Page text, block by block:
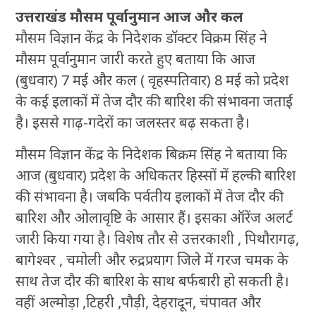
उत्तराखंड मौसम पूर्वानुमान आज और कल
मौसम विज्ञान केंद्र के निदेशक डॉक्टर विक्रम सिंह ने
मौसम पूर्वानुमान जारी करते हुए बताया कि आज
(बुधवार) 7 मई और कल ( वृहस्पतिवार) 8 मई को प्रदेश
के कई इलाकों में तेज दौर की बारिश की संभावना जताई
है। इससे गाढ़-गदेरों का जलस्तर बढ़ सकता है।
मौसम विज्ञान केंद्र के निदेशक बिक्रम सिंह ने बताया कि
आज (बुधवार) प्रदेश के अधिकतर हिस्साें में हल्की बारिश
की संभावना है। जबकि पर्वतीय इलाकों में तेज दौर की
बारिश और ओलावृष्टि के आसार हैं। इसका ऑरेंज अलर्ट
जारी किया गया है। विशेष तौर से उत्तरकाशी , पिथौरागढ़,
बागेश्वर , चमोली और रुद्रप्रयाग जिले में गरज चमक के
साथ तेज दौर की बारिश के साथ बर्फबारी हो सकती है।
वहीं अल्मोड़ा ,टिहरी ,पौड़ी, देहरादून, चंपावत और